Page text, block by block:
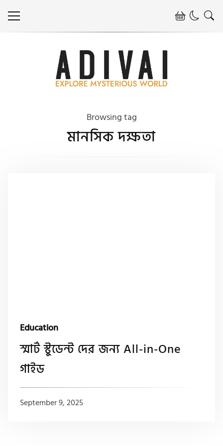
Browsing tag
মানসিক দক্ষতা
Education
স্মার্ট স্টুডেন্ট দের জন্য All-in-One
গাইড
September 9, 2025